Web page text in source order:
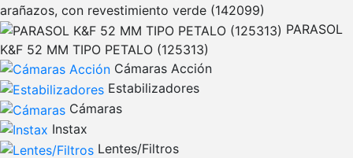
arañazos, con revestimiento verde (142099)
PARASOL
K&F 52 MM TIPO PETALO (125313)
Cámaras Acción
Estabilizadores
Cámaras
Instax
Lentes/Filtros